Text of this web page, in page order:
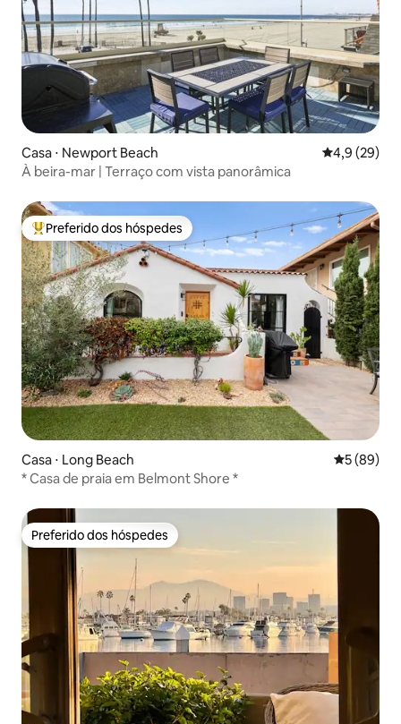
Casa ⋅ Newport Beach 4,9 de uma
4,9 (29)
À beira-mar | Terraço com vista panorâmica
Entre os melhores preferidos dos hóspedes
Preferido dos hóspedes
Casa ⋅ Long Beach 5 de uma
5 (89)
* Casa de praia em Belmont Shore *
Preferido dos hóspedes
Preferido dos hóspedes